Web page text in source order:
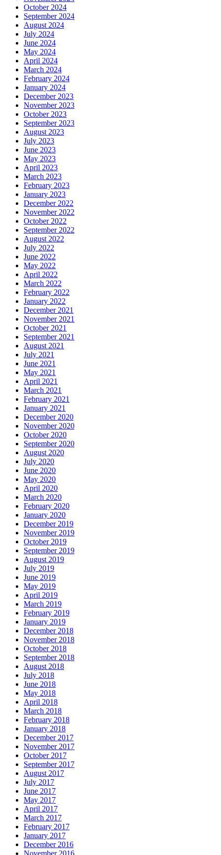
September 2024
August 2024
July 2024
June 2024
May 2024
April 2024
March 2024
February 2024
January 2024
December 2023
November 2023
October 2023
September 2023
August 2023
July 2023
June 2023
May 2023
April 2023
March 2023
February 2023
January 2023
December 2022
November 2022
October 2022
September 2022
August 2022
July 2022
June 2022
May 2022
April 2022
March 2022
February 2022
January 2022
December 2021
November 2021
October 2021
September 2021
August 2021
July 2021
June 2021
May 2021
April 2021
March 2021
February 2021
January 2021
December 2020
November 2020
October 2020
September 2020
August 2020
July 2020
June 2020
May 2020
April 2020
March 2020
February 2020
January 2020
December 2019
November 2019
October 2019
September 2019
August 2019
July 2019
June 2019
May 2019
April 2019
March 2019
February 2019
January 2019
December 2018
November 2018
October 2018
September 2018
August 2018
July 2018
June 2018
May 2018
April 2018
March 2018
February 2018
January 2018
December 2017
November 2017
October 2017
September 2017
August 2017
July 2017
June 2017
May 2017
April 2017
March 2017
February 2017
January 2017
December 2016
November 2016